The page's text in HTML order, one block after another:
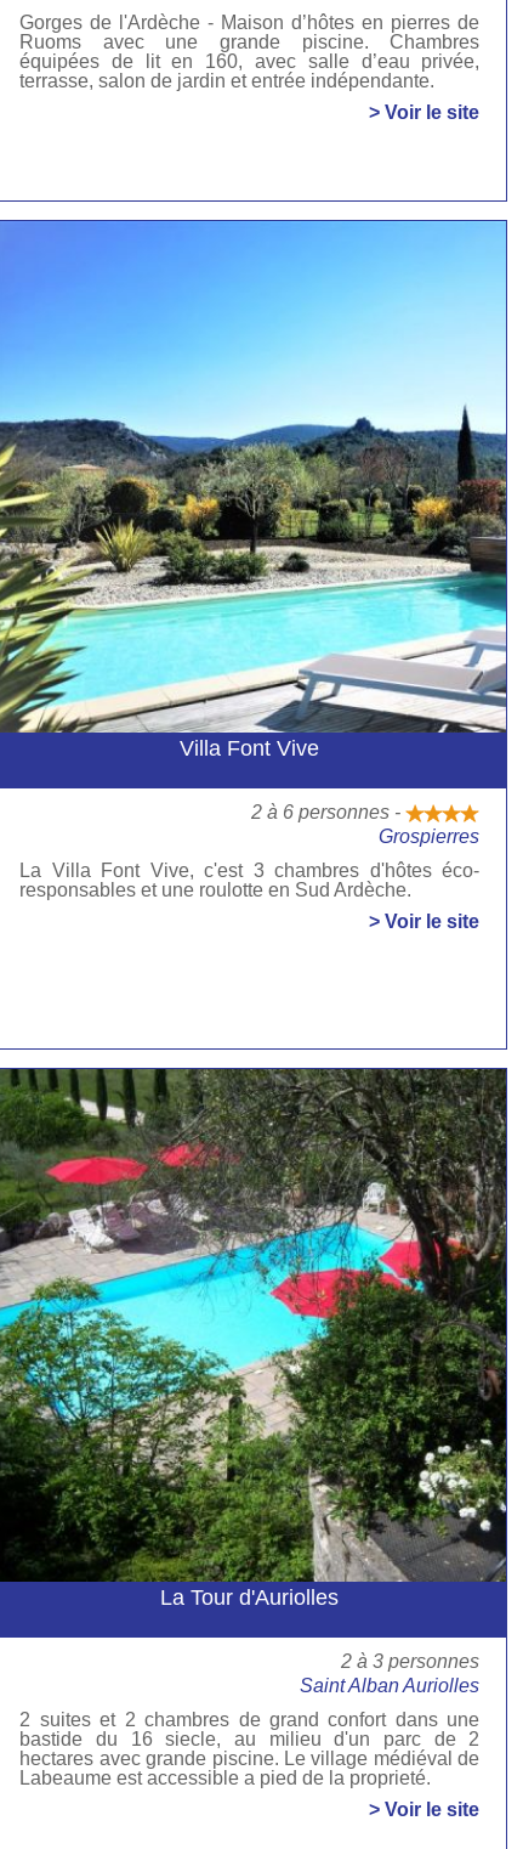
Gorges de l'Ardèche - Maison d’hôtes en pierres de
Ruoms avec une grande piscine. Chambres
équipées de lit en 160, avec salle d’eau privée,
terrasse, salon de jardin et entrée indépendante.
> Voir le site
Villa Font Vive
2 à 6 personnes -
Grospierres
La Villa Font Vive, c'est 3 chambres d'hôtes éco-
responsables et une roulotte en Sud Ardèche.
> Voir le site
La Tour d'Auriolles
2 à 3 personnes
Saint Alban Auriolles
2 suites et 2 chambres de grand confort dans une
bastide du 16 siecle, au milieu d'un parc de 2
hectares avec grande piscine. Le village médiéval de
Labeaume est accessible a pied de la proprieté.
> Voir le site